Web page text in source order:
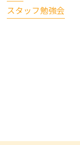
スタッフ勉強会